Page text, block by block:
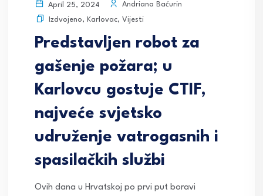
April 25, 2024
Andriana Baćurin
Izdvojeno, Karlovac, Vijesti
Predstavljen robot za
gašenje požara; u
Karlovcu gostuje CTIF,
najveće svjetsko
udruženje vatrogasnih i
spasilačkih službi
Ovih dana u Hrvatskoj po prvi put boravi